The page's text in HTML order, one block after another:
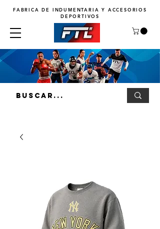
FABRICA DE INDUMENTARIA Y ACCESORIOS
DEPORTIVOS